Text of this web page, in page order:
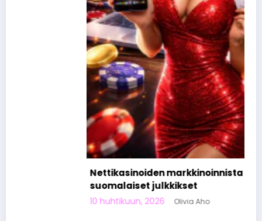
Nettikasinoiden markkinoinnista tunnetut
suomalaiset julkkikset
10 huhtikuun, 2026 Olivia Aho